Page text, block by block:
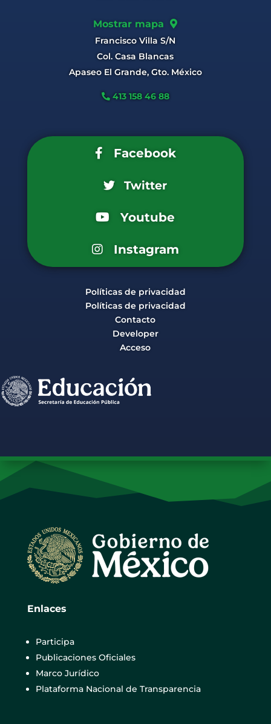
Mostrar mapa
Francisco Villa S/N
Col. Casa Blancas
Apaseo El Grande, Gto. México
413 158 46 88
Facebook
Twitter
Youtube
Instagram
Políticas de privacidad
Políticas de privacidad
Contacto
Developer
Acceso
Enlaces
Participa
Publicaciones Oficiales
Marco Jurídico
Plataforma Nacional de Transparencia